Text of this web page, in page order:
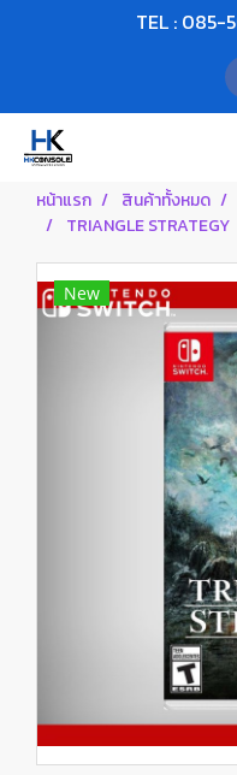
TEL :
หน้าแรก สินค้าทั้งหมด
TRIANGLE STRATEGY
New